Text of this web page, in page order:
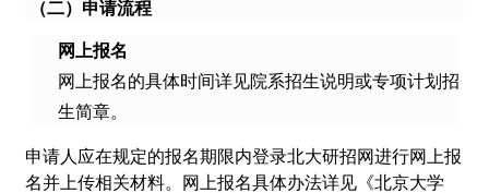
（二）申请流程
网上报名
网上报名的具体时间详见院系招生说明或专项计划招
生简章。
申请人应在规定的报名期限内登录北大研招网进行网上报
名并上传相关材料。网上报名具体办法详见《北京大学